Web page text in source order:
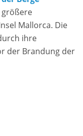
größere
Mallorca. Die
ihre
der Brandung der